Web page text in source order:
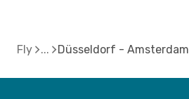
Fly Düsseldorf - Amsterdam